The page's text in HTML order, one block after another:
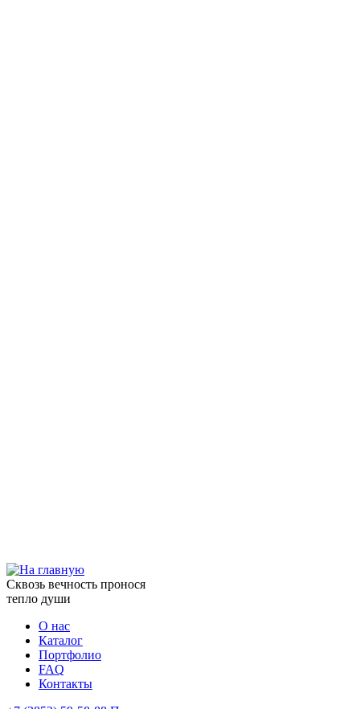
Сквозь вечность пронося
тепло души
О нас
Каталог
Портфолио
FAQ
Контакты